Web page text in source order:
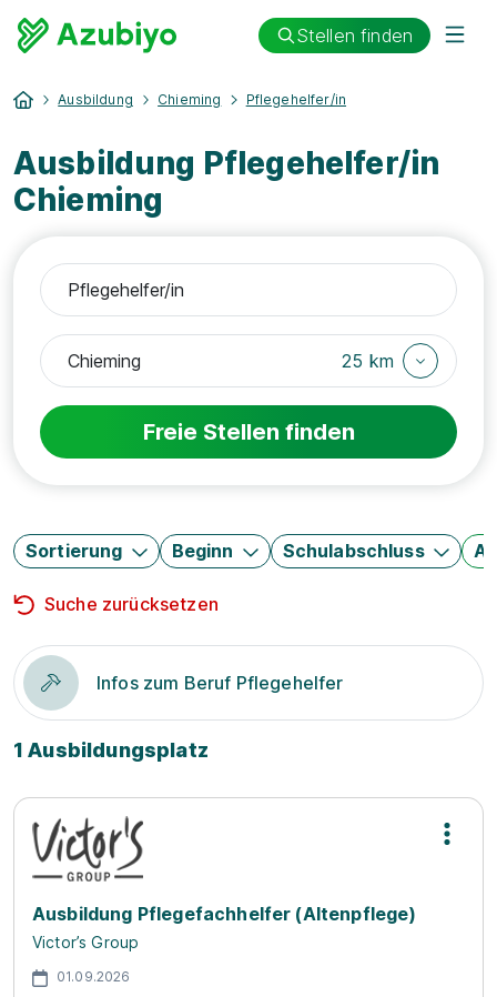
Stellen finden
Ausbildung Chieming Pflegehelfer/in
Ausbildung Pflegehelfer/in
Chieming
25 km
Freie Stellen finden
Sortierung Beginn Schulabschluss
Suche zurücksetzen
Infos zum Beruf Pflegehelfer
1 Ausbildungsplatz
Ausbildung Pflegefachhelfer (Altenpflege)
Victor’s Group
01.09.2026